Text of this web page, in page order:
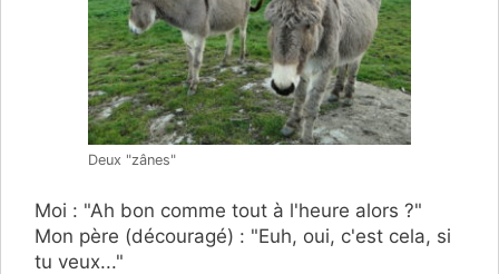
Deux "zânes"
Moi : "Ah bon comme tout à l'heure alors ?"
Mon père (découragé) : "Euh, oui, c'est cela, si
tu veux..."